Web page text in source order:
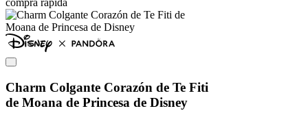
Charm Colgante Corazón de Te Fiti
de Moana de Princesa de Disney